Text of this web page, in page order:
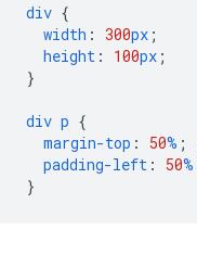
div {
width : 300px ;
height : 100px ;
}
div p {
margin-top : 50% ;
padding-left : 50%
}